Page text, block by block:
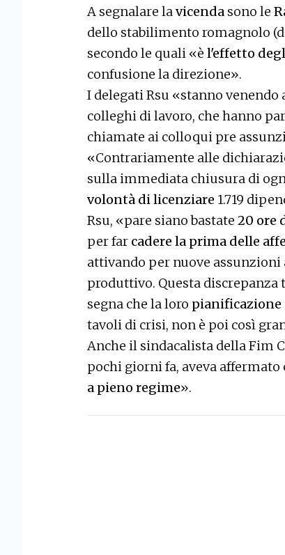
A segnalare lavicenda sono le
dello stabilimento romagnolo
secondo le quali «è l'effetto
confusione la direzione».
I delegati Rsu «stanno venendo
colleghi di lavoro, che hanno
chiamate ai colloqui pre
«Contrariamente alle
sulla immediata chiusura di
volontà di licenziare 1.719
Rsu, «pare siano bastate 20 ore
per far cadere la prima delle
attivando per nuove assunzioni
produttivo. Questa discrepanza
segna che la loro pianificazione
tavoli di crisi, non è poi così
Anche il sindacalista della Fim
pochi giorni fa, aveva affermato
a pieno regime».